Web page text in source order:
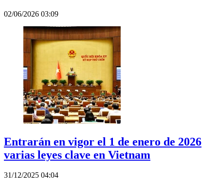
02/06/2026 03:09
Entrarán en vigor el 1 de enero de 2026
varias leyes clave en Vietnam
31/12/2025 04:04